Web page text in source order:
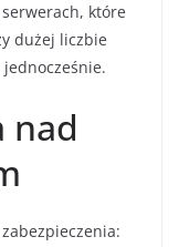
które
dużej liczbie
nad